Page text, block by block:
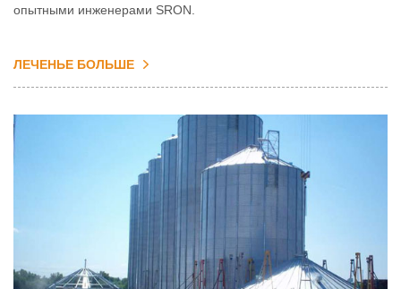
опытными инженерами SRON.
ЛЕЧЕНЬЕ БОЛЬШЕ